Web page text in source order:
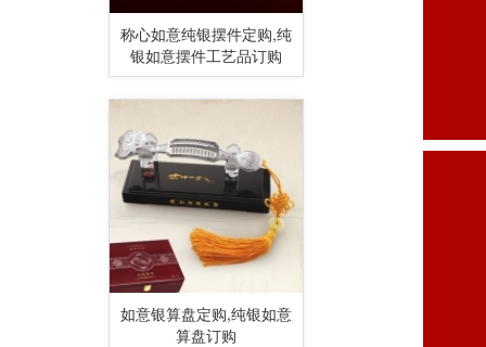
称心如意纯银摆件定购,纯
银如意摆件工艺品订购
如意银算盘定购,纯银如意
算盘订购